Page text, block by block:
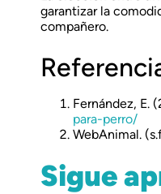
garantizar la
compañero.
Fernández, E.
para-perro/
WebAnimal.
Sigue